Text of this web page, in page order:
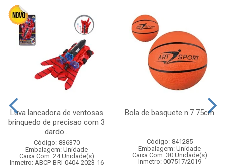
Luva lancadora de ventosas
brinquedo de precisao com 3
dardo...
Código: 836370
Embalagem: Unidade
Caixa Com: 24 Unidade(s)
Inmetro: ABCP-BRI-0404-2023-16
Bola de basquete n.7 75cm
Código: 841285
Embalagem: Unidade
Caixa Com: 30 Unidade(s)
Inmetro: 007517/2019